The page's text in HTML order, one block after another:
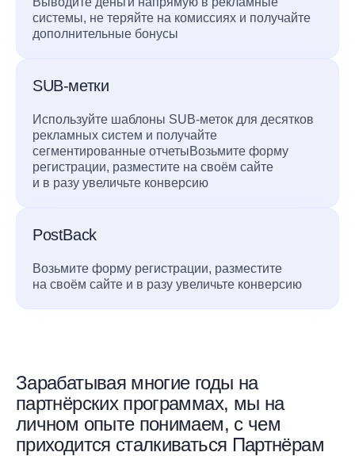
системы, не теряйте на комиссиях и получайте
дополнительные бонусы
SUB-метки
Используйте шаблоны SUB-меток для десятков
рекламных систем и получайте
сегментированные отчетыВозьмите форму
регистрации, разместите на своём сайте
и в разу увеличьте конверсию
PostBack
Возьмите форму регистрации, разместите
на своём сайте и в разу увеличьте конверсию
Зарабатывая многие годы на
партнёрских программах, мы на
личном опыте понимаем, с чем
приходится сталкиваться Партнёрам